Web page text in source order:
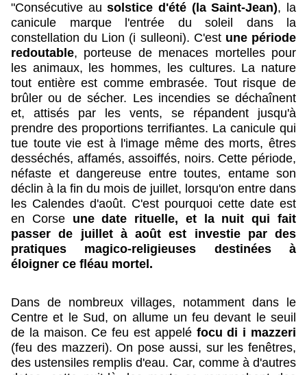
"Consécutive ausolstice d'été (la Saint-Jean), la
canicule marque l'entrée du soleil dans la
constellation du Lion (i sulleoni). C'est une période
redoutable, porteuse de menaces mortelles pour
les animaux, les hommes, les cultures. La nature
tout entière est comme embrasée. Tout risque de
brûler ou de sécher. Les incendies se déchaînent
et, attisés par les vents, se répandent jusqu'à
prendre des proportions terrifiantes. La canicule qui
tue toute vie est à l'image même des morts, êtres
desséchés, affamés, assoiffés, noirs. Cette période,
néfaste et dangereuse entre toutes, entame son
déclin à la fin du mois de juillet, lorsqu'on entre dans
les Calendes d'août. C'est pourquoi cette date est
en Corse une date rituelle, et la nuit qui fait
passer de juillet à août est investie par des
pratiques magico-religieuses destinées à
éloigner ce fléau mortel.
Dans de nombreux villages, notamment dans le
Centre et le Sud, on allume un feu devant le seuil
de la maison. Ce feu est appelé focu di i mazzeri
(feu des mazzeri). On pose aussi, sur les fenêtres,
des ustensiles remplis d'eau. Car, comme à d'autres